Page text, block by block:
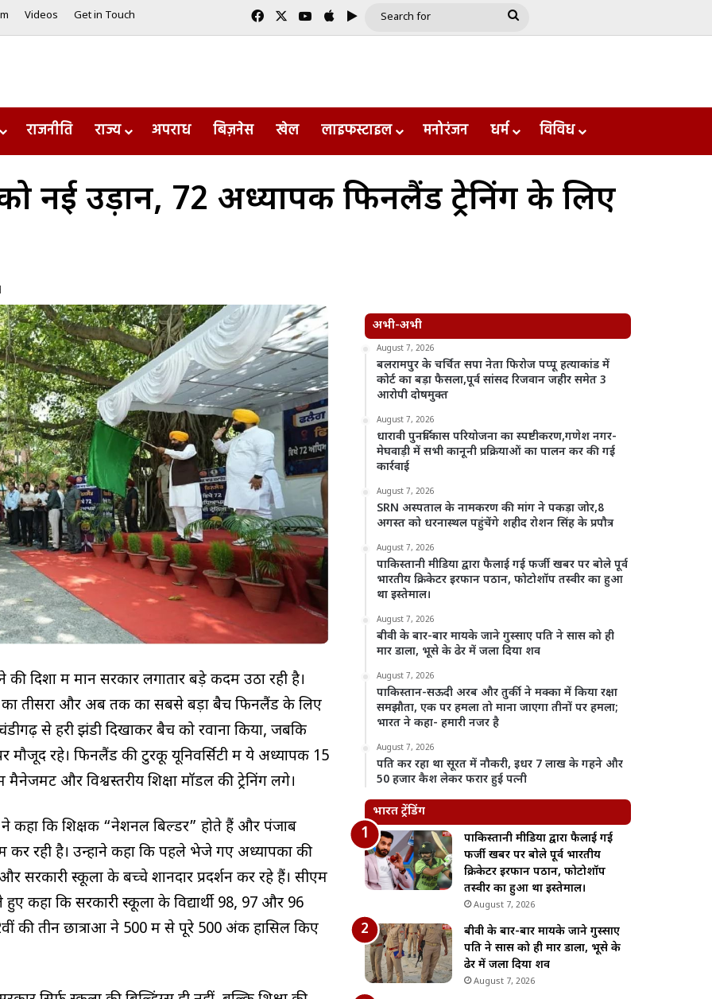
Videos Get in Touch FacebookYouTube
AppleGoogle Play
Search
राजनीति राज्य अपराध बिज़नेस खेल लाइफस्टाइल मनोरंजन धर्म विविध
को नई उड़ान, 72 अध्यापक फिनलैंड ट्रेनिंग के लिए
की दिशा में मान सरकार लगातार बड़े कदम उठा रही है।
तीसरा और अब तक का सबसे बड़ा बैच फिनलैंड के लिए
से हरी झंडी दिखाकर बैच को रवाना किया, जबकि
मौजूद रहे। फिनलैंड की टुरकू यूनिवर्सिटी में ये अध्यापक 15
और विश्वस्तरीय शिक्षा मॉडल की ट्रेनिंग लेंगे।
कहा कि शिक्षक “नेशनल बिल्डर” होते हैं और पंजाब
कर रही है। उन्होंने कहा कि पहले भेजे गए अध्यापकों की
सरकारी स्कूलों के बच्चे शानदार प्रदर्शन कर रहे हैं। सीएम
कहा कि सरकारी स्कूलों के विद्यार्थी 98, 97 और 96
की तीन छात्राओं ने 500 में से पूरे 500 अंक हासिल किए
अभी-अभी
August 7, 2026
बलरामपुर के चर्चित सपा नेता फिरोज पप्पू हत्याकांड में
कोर्ट का बड़ा फैसला,पूर्व सांसद रिजवान जहीर समेत 3
आरोपी दोषमुक्त
August 7, 2026
धारावी पुनर्विकास परियोजना का स्पष्टीकरण,गणेश नगर-
मेघवाड़ी में सभी कानूनी प्रक्रियाओं का पालन कर की गई
कार्रवाई
August 7, 2026
SRN अस्पताल के नामकरण की मांग ने पकड़ा जोर,8
अगस्त को धरनास्थल पहुंचेंगे शहीद रोशन सिंह के प्रपौत्र
August 7, 2026
पाकिस्तानी मीडिया द्वारा फैलाई गई फर्जी खबर पर बोले पूर्व
भारतीय क्रिकेटर इरफान पठान, फोटोशॉप तस्वीर का हुआ
था इस्तेमाल।
August 7, 2026
बीवी के बार-बार मायके जाने गुस्साए पति ने सास को ही
मार डाला, भूसे के ढेर में जला दिया शव
August 7, 2026
पाकिस्तान-सऊदी अरब और तुर्की ने मक्का में किया रक्षा
समझौता, एक पर हमला तो माना जाएगा तीनों पर हमला;
भारत ने कहा- हमारी नजर है
August 7, 2026
पति कर रहा था सूरत में नौकरी, इधर 7 लाख के गहने और
50 हजार कैश लेकर फरार हुई पत्नी
भारत ट्रेंडिंग
पाकिस्तानी मीडिया द्वारा फैलाई गई
फर्जी खबर पर बोले पूर्व भारतीय
क्रिकेटर इरफान पठान, फोटोशॉप
तस्वीर का हुआ था इस्तेमाल।
August 7, 2026
बीवी के बार-बार मायके जाने गुस्साए
पति ने सास को ही मार डाला, भूसे के
ढेर में जला दिया शव
August 7, 2026